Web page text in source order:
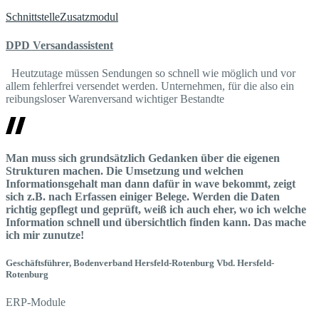
SchnittstelleZusatzmodul
DPD Versandassistent
Heutzutage müssen Sendungen so schnell wie möglich und vor
allem fehlerfrei versendet werden. Unternehmen, für die also ein
reibungsloser Warenversand wichtiger Bestandte
Man muss sich grundsätzlich Gedanken über die eigenen
Strukturen machen. Die Umsetzung und welchen
Informationsgehalt man dann dafür in wave bekommt, zeigt
sich z.B. nach Erfassen einiger Belege. Werden die Daten
richtig gepflegt und geprüft, weiß ich auch eher, wo ich welche
Information schnell und übersichtlich finden kann. Das mache
ich mir zunutze!
Geschäftsführer, Bodenverband Hersfeld-Rotenburg Vbd. Hersfeld-
Rotenburg
ERP-Module